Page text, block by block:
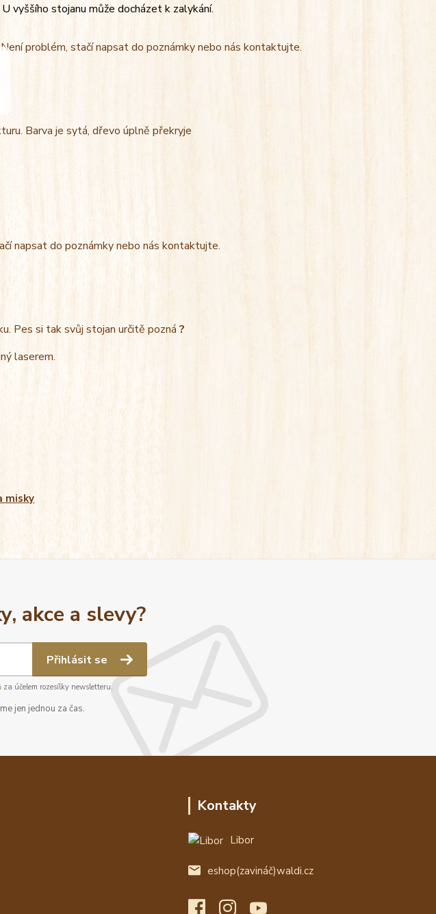
vyššího stojanu může docházet k zalykání.
problém, stačí napsat do poznámky nebo nás kontaktujte.
Barva je sytá, dřevo úplně překryje
napsat do poznámky nebo nás kontaktujte.
Pes si tak svůj stojan určitě pozná?
laserem.
misky
akce a slevy?
Přihlásit se
za účelem rozesílky newsletteru.
jen jednou za čas.
Kontakty
Libor
eshop(zavináč)waldi.cz